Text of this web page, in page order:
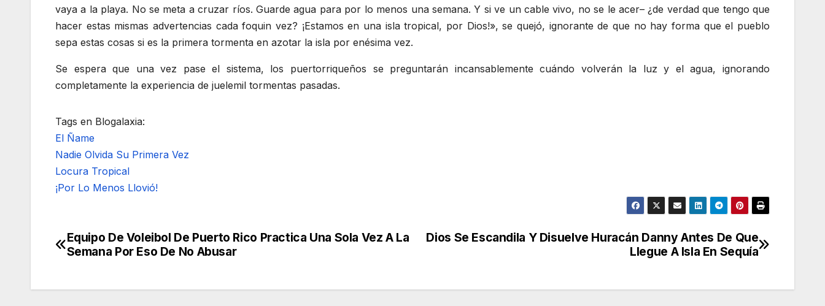
vaya a la playa. No se meta a cruzar ríos. Guarde agua para por lo menos una semana. Y si ve un cable vivo, no se le acer– ¿de verdad que tengo que
hacer estas mismas advertencias cada foquin vez? ¡Estamos en una isla tropical, por Dios!», se quejó, ignorante de que no hay forma que el pueblo
sepa estas cosas si es la primera tormenta en azotar la isla por enésima vez.
Se espera que una vez pase el sistema, los puertorriqueños se preguntarán incansablemente cuándo volverán la luz y el agua, ignorando
completamente la experiencia de juelemil tormentas pasadas.
Tags en Blogalaxia:
El Ñame
Nadie Olvida Su Primera Vez
Locura Tropical
¡Por Lo Menos Llovió!
Navegación
entradas
Dios Se Escandila Y Disuelve Huracán Danny Antes De Que
Llegue A Isla En Sequía
Equipo De Voleibol De Puerto Rico Practica Una Sola Vez A La
Semana Por Eso De No Abusar